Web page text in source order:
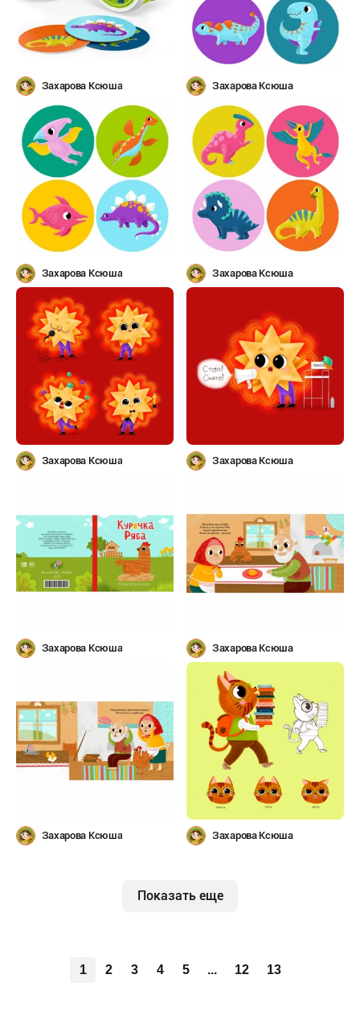
Захарова Ксюша Захарова Ксюша
Захарова Ксюша Захарова Ксюша
Захарова Ксюша Захарова Ксюша
Захарова Ксюша Захарова Ксюша
Захарова Ксюша Захарова Ксюша
Показать еще
1 2 3 4 5 ... 12 13